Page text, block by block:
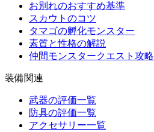
お別れのおすすめ基準
スカウトのコツ
タマゴの孵化モンスター
素質と性格の解説
仲間モンスタークエスト攻略
装備関連
武器の評価一覧
防具の評価一覧
アクセサリー一覧